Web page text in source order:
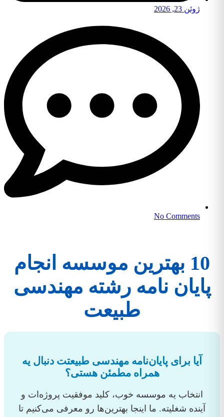
ژوئن 23, 2026
No Comments
10 بهترین موسسه انجام
پایان نامه رشته مهندسی
طبیعت
آیا برای پایان‌نامه مهندسی طبیعتت دنبال یه
همراه مطمئن هستی؟
انتخاب یه موسسه خوب، کلید موفقیت پروژه‌ات و
آینده شغلیته. ما اینجا بهترین‌ها رو معرفی می‌کنیم تا